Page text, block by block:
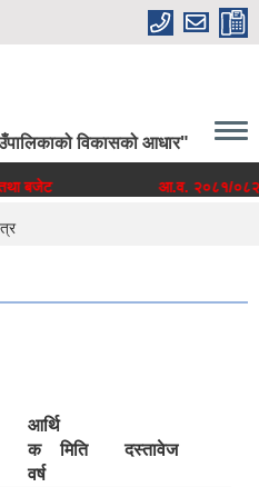
विकासको आधार"
बजेट आ.व. २०८१/०८२
आर्थि
क
वर्ष
मिति दस्तावेज